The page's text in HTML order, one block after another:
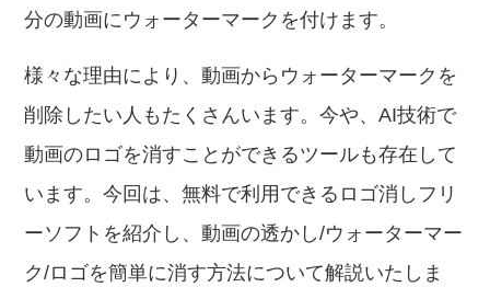
分の動画にウォーターマークを付けます。
様々な理由により、動画からウォーターマークを
削除したい人もたくさんいます。今や、AI技術で
動画のロゴを消すことができるツールも存在して
います。今回は、無料で利用できるロゴ消しフリ
ーソフトを紹介し、動画の透かし/ウォーターマー
ク/ロゴを簡単に消す方法について解説いたしま